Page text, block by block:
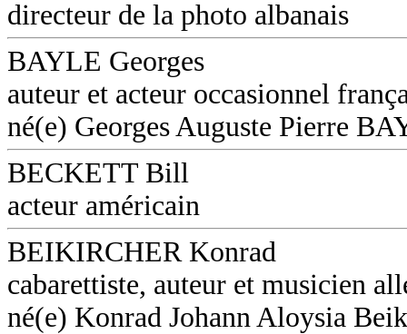
directeur de la photo albanais
BAYLE Georges
auteur et acteur occasionnel
né(e) Georges Auguste Pierre
BECKETT Bill
acteur américain
BEIKIRCHER Konrad
cabarettiste, auteur et musicien
né(e) Konrad Johann Aloysia